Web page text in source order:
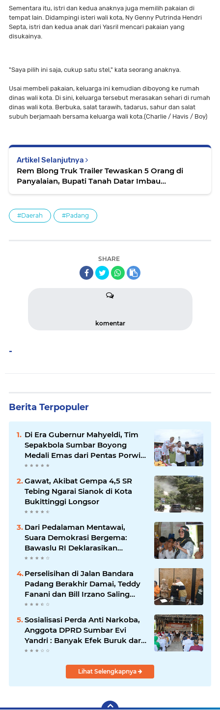
Sementara itu, istri dan kedua anaknya juga memilih pakaian di
tempat lain. Didampingi isteri wali kota, Ny Genny Putrinda Hendri
Septa, istri dan kedua anak dari Yasril mencari pakaian yang
disukainya.
"Saya pilih ini saja, cukup satu stel," kata seorang anaknya.
Usai membeli pakaian, keluarga ini kemudian diboyong ke rumah
dinas wali kota. Di sini, keluarga tersebut merasakan sehari di rumah
dinas wali kota. Berbuka, salat tarawih, tadarus, sahur dan salat
subuh berjamaah bersama keluarga wali kota.(Charlie / Havis / Boy)
Artikel Selanjutnya
Rem Blong Truk Trailer Tewaskan 5 Orang di
Panyalaian, Bupati Tanah Datar Imbau
#Daerah #Padang
SHARE
komentar
-
Berita Terpopuler
Di Era Gubernur Mahyeldi, Tim
Sepakbola Sumbar Boyong
Medali Emas dari Pentas Porwil
Sumatera XI
Gawat, Akibat Gempa 4,5 SR
Tebing Ngarai Sianok di Kota
Bukittinggi Longsor
Dari Pedalaman Mentawai,
Suara Demokrasi Bergema:
Bawaslu RI Deklarasikan
Kampung Pengawasan
Partisipatif di Desa Matotonan
Perselisihan di Jalan Bandara
Padang Berakhir Damai, Teddy
Fanani dan Bill Irzano Saling
Memaafkan
Sosialisasi Perda Anti Narkoba,
Anggota DPRD Sumbar Evi
Yandri : Banyak Efek Buruk dari
Narkoba
Lihat Selengkapnya